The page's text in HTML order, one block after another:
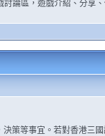
論區，遊戲介紹、分享
策等事宜。若對香港三